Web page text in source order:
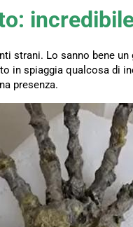
strani. Lo sanno bene un
in spiaggia qualcosa di
presenza.